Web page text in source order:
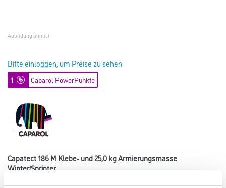
Abbildung ähnlich
Bitte einloggen, um Preise zu sehen
1 Caparol PowerPunkte
Capatect 186 M Klebe- und 25,0 kg Armierungsmasse
Winter/Sprinter